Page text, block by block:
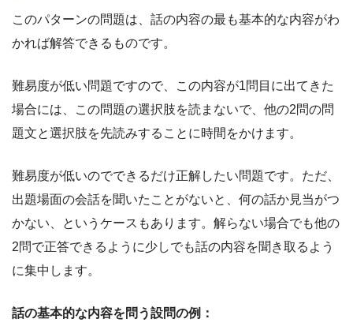
このパターンの問題は、話の内容の最も基本的な内容がわ
かれば解答できるものです。
難易度が低い問題ですので、この内容が1問目に出てきた
場合には、この問題の選択肢を読まないで、他の2問の問
題文と選択肢を先読みすることに時間をかけます。
難易度が低いのでできるだけ正解したい問題です。ただ、
出題場面の会話を聞いたことがないと、何の話か見当がつ
かない、というケースもあります。解らない場合でも他の
2問で正答できるように少しでも話の内容を聞き取るよう
に集中します。
話の基本的な内容を問う設問の例：